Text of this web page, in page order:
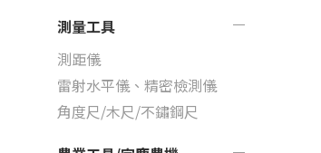
測量工具
測距儀
雷射水平儀、精密檢測儀
角度尺/木尺/不鏽鋼尺